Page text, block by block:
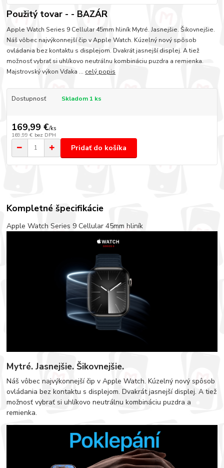
Použitý tovar - - BAZÁR
Apple Watch Series 9 Cellular 45mm hliník Mytré. Jasnejšie. Šikovnejšie.
Náš vôbec najvýkonnejší čip v Apple Watch. Kúzelný nový spôsob
ovládania bez kontaktu s displejom. Dvakrát jasnejší displej. A tiež
možnosť vybrať si uhlíkovo neutrálnu kombináciu puzdra a remienka.
Majstrovský výkon Vďaka ... celý popis
Dostupnosť Skladom 1 ks
169,99 €/ks
169,99 € bez DPH
Pridať do košíka
Kompletné špecifikácie
Apple Watch Series 9 Cellular 45mm hliník
Mytré. Jasnejšie. Šikovnejšie.
Náš vôbec najvýkonnejší čip v Apple Watch. Kúzelný nový spôsob
ovládania bez kontaktu s displejom. Dvakrát jasnejší displej. A tiež
možnosť vybrať si uhlíkovo neutrálnu kombináciu puzdra a
remienka.